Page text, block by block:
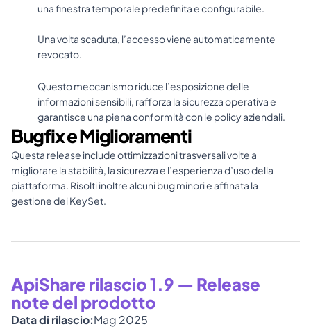
una finestra temporale predefinita e configurabile.
Una volta scaduta, l’accesso viene automaticamente
revocato.
Questo meccanismo riduce l’esposizione delle
informazioni sensibili, rafforza la sicurezza operativa e
garantisce una piena conformità con le policy aziendali.
Bugfix e Miglioramenti
Questa release include ottimizzazioni trasversali volte a
migliorare la stabilità, la sicurezza e l’esperienza d’uso della
piattaforma. Risolti inoltre alcuni bug minori e affinata la
gestione dei KeySet.
ApiShare rilascio 1.9 — Release
note del prodotto
Data di rilascio:Mag 2025